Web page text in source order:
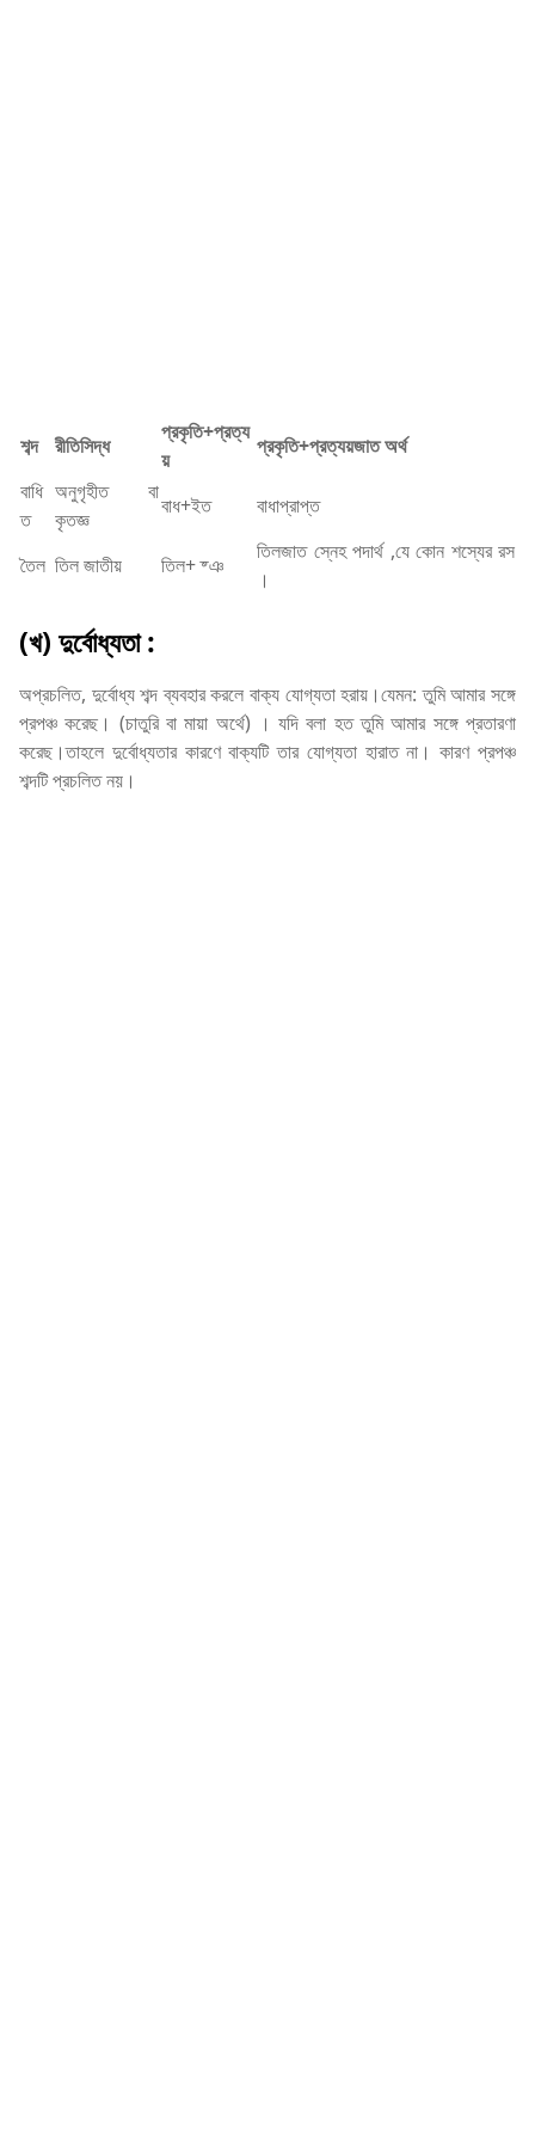
শব্দ রীতিসিদ্ধ
প্রকৃতি+প্রত্য
য়
প্রকৃতি+প্রত্যয়জাত অর্থ
বাধি
ত
অনুগৃহীত বা
কৃতজ্ঞ
বাধ+ইত বাধাপ্রাপ্ত
তৈল তিল জাতীয় তিল+ ষ্ঞ
তিলজাত স্নেহ পদার্থ ,যে কোন শস্যের রস
।
(খ) দুর্বোধ্যতা :
অপ্রচলিত, দুর্বোধ্য শব্দ ব্যবহার করলে বাক্য যোগ্যতা হরায়।যেমন: তুমি আমার সঙ্গে
প্রপঞ্চ করেছ। (চাতুরি বা মায়া অর্থে) । যদি বলা হত তুমি আমার সঙ্গে প্রতারণা
করেছ।তাহলে দুর্বোধ্যতার কারণে বাক্যটি তার যোগ্যতা হারাত না। কারণ প্রপঞ্চ
শব্দটি প্রচলিত নয়।